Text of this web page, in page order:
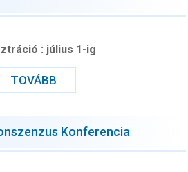
: július 1-ig
TOVÁBB
Konferencia